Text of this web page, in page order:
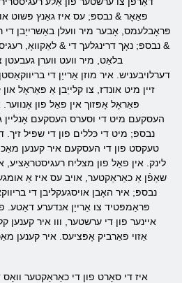
פאַאָר & נבספּ; עס איז גאַנץ פּשוט
פּראָבלעמס, אָבער מיר וועלן באַשרייַבן די
& נבספּ; נאָך דרינגלעך די & לאַקוואָ,
בלאַט, מיר וועט ווערן
דערלויבעניש. איר מוזן אַרייַן די
זיין מיט אונדז, צו קלייַבן אַ פּאַראָל
פּאַראָל אָפּזוך אין פאַל פון אָנווער.
העסקעם מיט די וסערס העסקעם
נבספּ; מיט די כּללים פון די שפּיל
טעקסט פון די העסקעם איר קענען מאַכן
לינק. אין פאַל פון מצליח רעגיסטראַציע,
שאַפֿן אַ כאַראַקטער, אויב עס איז אַ
נבספּ; איר האָבן אויסגעקליבן די
פּראַמפּטיד צו אַרייַן אנדערע דאַטע.
איינער פון די ערשטער, ווו איר קענען
אַזוי פאַרביק אָפּציעס. איר קענען
איז די סאָרט פון די כאַראַקטער וואָס